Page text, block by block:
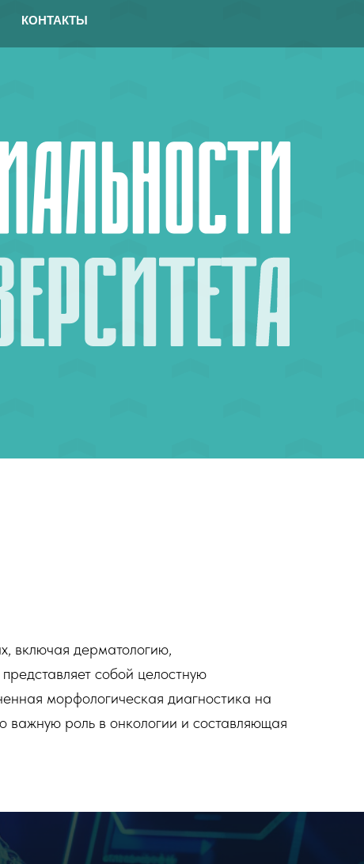
КОНТАКТЫ
включая дерматологию,
собой целостную
морфологическая диагностика на
важную роль в онкологии и составляющая